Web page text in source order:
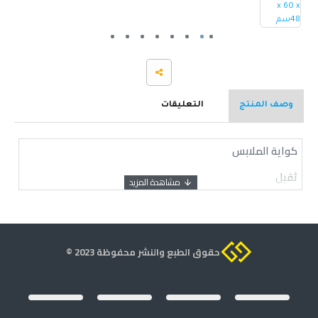
وصف المنتج التعليقات
كواية الملابس
ثقيل
حقوق الطبع والنشر محفوظة 2023 ©